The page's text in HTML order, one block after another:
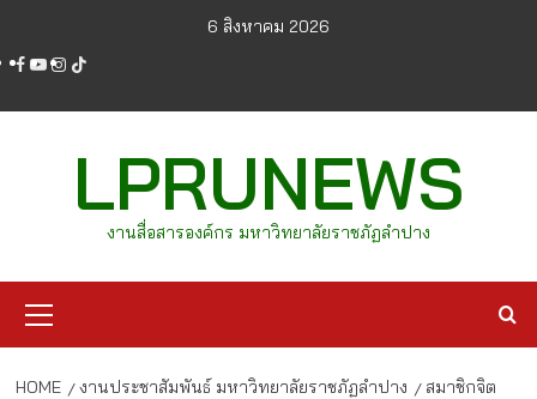
content
6 สิงหาคม 2026
facebook
youtube
instagram
tiktok
LPRUNEWS
งานสื่อสารองค์กร มหาวิทยาลัยราชภัฏลำปาง
Menu
HOME งานประชาสัมพันธ์ มหาวิทยาลัยราชภัฏลำปาง
สมาชิกจิต